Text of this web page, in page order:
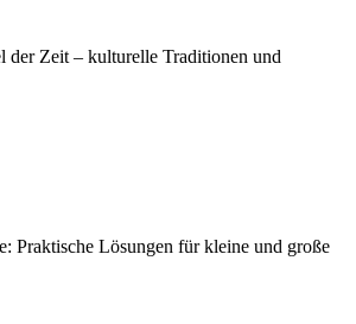
der Zeit – kulturelle Traditionen und
Praktische Lösungen für kleine und große